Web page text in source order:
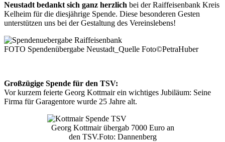
Neustadt bedankt sich ganz herzlich bei der Raiffeisenbank Kreis
Kelheim für die diesjährige Spende. Diese besonderen Gesten
unterstützen uns bei der Gestaltung des Vereinslebens!
FOTO Spendenübergabe Neustadt_Quelle Foto©PetraHuber
Großzügige Spende für den TSV:
Vor kurzem feierte Georg Kottmair ein wichtiges Jubiläum: Seine
Firma für Garagentore wurde 25 Jahre alt.
Georg Kottmair übergab 7000 Euro an
den TSV.Foto: Dannenberg